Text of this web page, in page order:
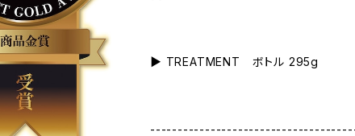
▶︎ TREATMENT ボトル 295g